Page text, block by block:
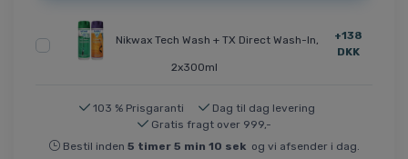
Nikwax Tech Wash + TX Direct Wash-In,
2x300ml
+138
DKK
103 % Prisgaranti
Dag til dag levering
Gratis fragt over 999,-
Bestil inden 5 timer 5 min 10 sekog vi afsender i dag.